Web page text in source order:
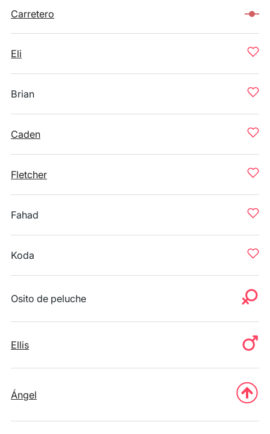
Carretero
Eli
Brian
Caden
Fletcher
Fahad
Koda
Osito de peluche
Ellis
Ángel